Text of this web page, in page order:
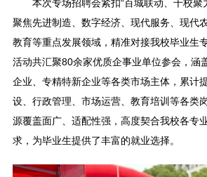
本次专场招聘会紧扣“百城联动、千校聚
聚焦先进制造、数字经济、现代服务、现代
教育等重点发展领域，精准对接我校毕业生
活动共汇聚80余家优质企事业单位参会，涵
企业、专精特新企业等各类市场主体，累计
设、行政管理、市场运营、教育培训等各类
源覆盖面广、适配性强，高度契合我校各专
求，为毕业生提供了丰富的就业选择。